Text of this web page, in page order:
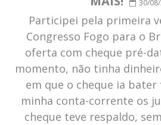
30/
Participei pela primeira
Congresso Fogo para o
oferta com cheque pré-
momento, não tinha
em que o cheque ia
minha conta-corrente os
cheque teve respaldo,